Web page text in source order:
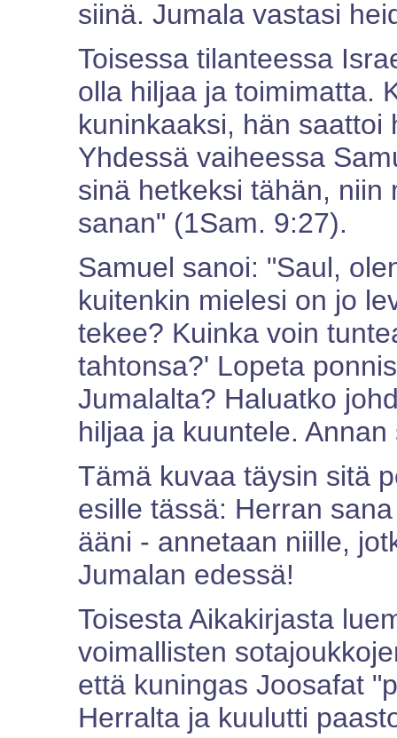
siinä. Jumala vastasi
Toisessa tilanteessa
olla hiljaa ja toimimatta.
kuninkaaksi, hän
Yhdessä vaiheessa
sinä hetkeksi tähän, niin
sanan" (1Sam. 9:27).
Samuel sanoi: "Saul,
kuitenkin mielesi on jo
tekee? Kuinka voin
tahtonsa?' Lopeta
Jumalalta? Haluatko
hiljaa ja kuuntele.
Tämä kuvaa täysin sitä
esille tässä: Herran
ääni - annetaan niille,
Jumalan edessä!
Toisesta Aikakirjasta
voimallisten
että kuningas Joosafat
Herralta ja kuulutti